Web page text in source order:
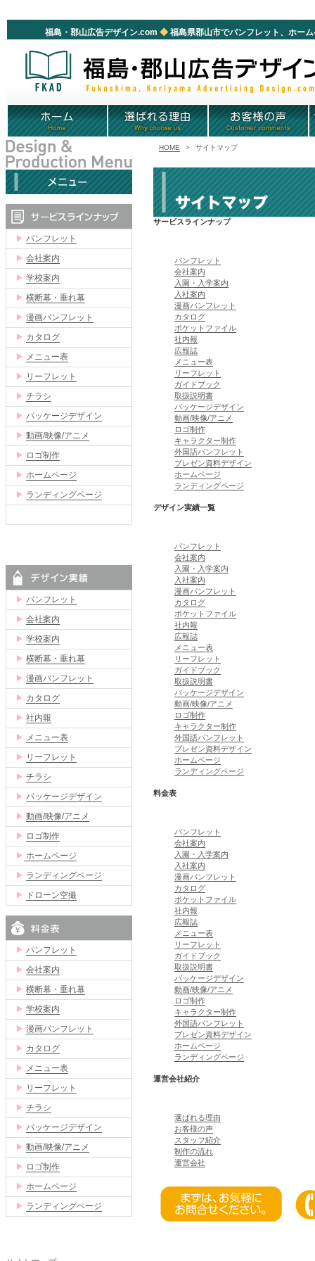
福島・郡山広告デザイン.com◆ 福島県郡山市でパンフレット、ホー
HOME > サイトマップ
サービスラインナップ
パンフレット
会社案内
入園・入学案内
入社案内
漫画パンフレット
カタログ
ポケットファイル
社内報
広報誌
メニュー表
リーフレット
ガイドブック
取扱説明書
パッケージデザイン
動画/映像/アニメ
ロゴ制作
キャラクター制作
外国語パンフレット
プレゼン資料デザイン
ホームページ
ランディングページ
デザイン実績一覧
パンフレット
会社案内
入園・入学案内
入社案内
漫画パンフレット
カタログ
ポケットファイル
社内報
広報誌
メニュー表
リーフレット
ガイドブック
取扱説明書
パッケージデザイン
動画/映像/アニメ
ロゴ制作
キャラクター制作
外国語パンフレット
プレゼン資料デザイン
ホームページ
ランディングページ
料金表
パンフレット
会社案内
入園・入学案内
入社案内
漫画パンフレット
カタログ
ポケットファイル
社内報
広報誌
メニュー表
リーフレット
ガイドブック
取扱説明書
パッケージデザイン
動画/映像/アニメ
ロゴ制作
キャラクター制作
外国語パンフレット
プレゼン資料デザイン
ホームページ
ランディングページ
運営会社紹介
選ばれる理由
お客様の声
スタッフ紹介
制作の流れ
運営会社
▶ パンフレット
▶ 会社案内
▶ 学校案内
▶ 横断幕・垂れ幕
▶ 漫画パンフレット
▶ カタログ
▶ メニュー表
▶
リーフレット
▶ チラシ
▶ パッケージデザイン
▶ 動画/映像/アニメ
▶ ロゴ制作
▶ ホームページ
▶ ランディングページ
▶ パンフレット
▶ 会社案内
▶ 学校案内
▶ 横断幕・垂れ幕
▶ 漫画パンフレット
▶ カタログ
▶ 社内報
▶ メニュー表
▶
リーフレット
▶ チラシ
▶ パッケージデザイン
▶ 動画/映像/アニメ
▶ ロゴ制作
▶ ホームページ
▶ ランディングページ
▶
ドローン空撮
▶ パンフレット
▶ 会社案内
▶ 横断幕・垂れ幕
▶ 学校案内
▶ 漫画パンフレット
▶ カタログ
▶ メニュー表
▶
リーフレット
▶ チラシ
▶ パッケージデザイン
▶ 動画/映像/アニメ
▶ ロゴ制作
▶ ホームページ
▶ ランディングページ